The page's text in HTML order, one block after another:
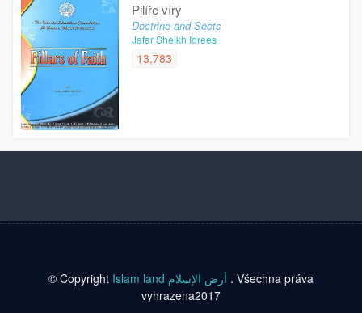
Pilíře víry
Doctrine and Sects
Jafar Sheikh Idrees
13,783
© Copyright Islam land أرض الإسلام . Všechna práva
vyhrazena2017